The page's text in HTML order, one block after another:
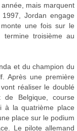
mais marquent
Jordan engage
monte une fois sur le
termine troisième au
et du champion du
Après une première
réaliser le doublé
de Belgique, course
à la quatrième place
place sur le podium
Le pilote allemand